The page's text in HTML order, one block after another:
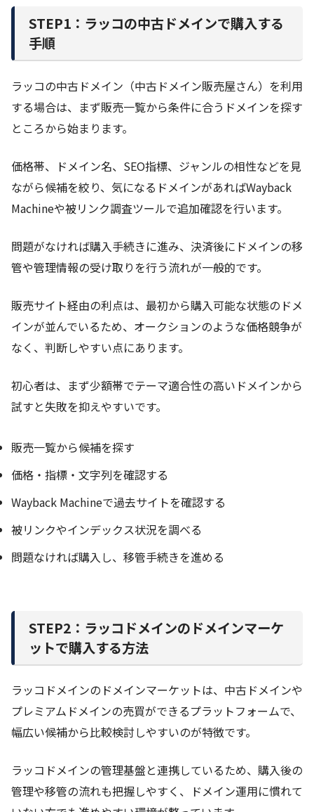
STEP1：ラッコの中古ドメインで購入する
手順
ラッコの中古ドメイン（中古ドメイン販売屋さん）を利用
する場合は、まず販売一覧から条件に合うドメインを探す
ところから始まります。
価格帯、ドメイン名、SEO指標、ジャンルの相性などを見
ながら候補を絞り、気になるドメインがあればWayback
Machineや被リンク調査ツールで追加確認を行います。
問題がなければ購入手続きに進み、決済後にドメインの移
管や管理情報の受け取りを行う流れが一般的です。
販売サイト経由の利点は、最初から購入可能な状態のドメ
インが並んでいるため、オークションのような価格競争が
なく、判断しやすい点にあります。
初心者は、まず少額帯でテーマ適合性の高いドメインから
試すと失敗を抑えやすいです。
販売一覧から候補を探す
価格・指標・文字列を確認する
Wayback Machineで過去サイトを確認する
被リンクやインデックス状況を調べる
問題なければ購入し、移管手続きを進める
STEP2：ラッコドメインのドメインマーケ
ットで購入する方法
ラッコドメインのドメインマーケットは、中古ドメインや
プレミアムドメインの売買ができるプラットフォームで、
幅広い候補から比較検討しやすいのが特徴です。
ラッコドメインの管理基盤と連携しているため、購入後の
管理や移管の流れも把握しやすく、ドメイン運用に慣れて